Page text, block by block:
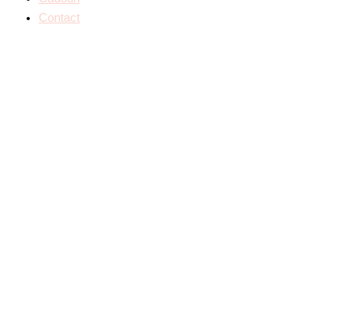
Contact